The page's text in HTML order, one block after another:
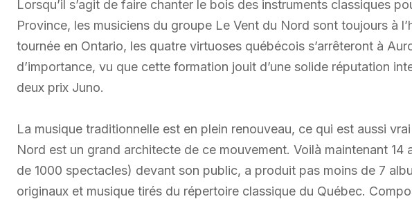
Lorsqu’il s’agit de faire chanter le bois des instruments classiques
Province, les musiciens du groupe Le Vent du Nord sont toujours à
tournée en Ontario, les quatre virtuoses québécois s’arrêteront à
d’importance, vu que cette formation jouit d’une solide réputation
deux prix Juno.
La musique traditionnelle est en plein renouveau, ce qui est aussi
Nord est un grand architecte de ce mouvement. Voilà maintenant 14
de 1000 spectacles) devant son public, a produit pas moins de 7
originaux et musique tirés du répertoire classique du Québec.